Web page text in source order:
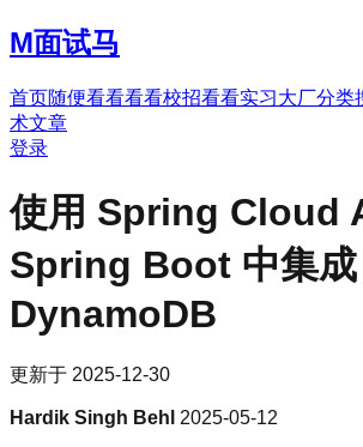
M面试马
首页随便看看看看校招看看实习大厂分类
术文章
登录
使用 Spring Cloud
Spring Boot 中集
DynamoDB
更新于 2025-12-30
Hardik Singh Behl 2025-05-12